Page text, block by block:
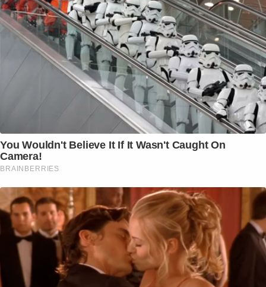
You Wouldn't Believe It If It Wasn't Caught On
Camera!
BRAINBERRIES